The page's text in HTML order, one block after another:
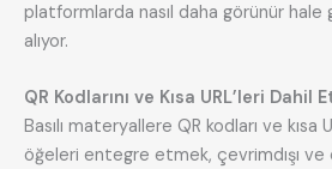
platformlarda nasıl daha görünür
alıyor.
QR Kodlarını ve Kısa URL’leri Dahil
Basılı materyallere QR kodları ve kısa
öğeleri entegre etmek, çevrimdışı